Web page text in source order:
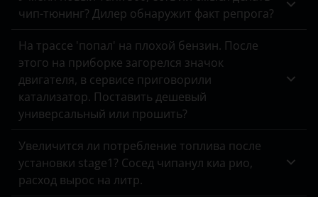
Cadillac
Changan
Chery
Chevrolet
Citroen
Daewoo
CL-класс AMG
CLA-класс
CLA-класс AMG
CLC-класс
CLK-класс
IV (W205) 2018 – н.в.
V (W206) 2021 – н.в.
чип-тюнинг? Дилер обнаружит факт репрога?
На трассе 'попал' на плохой бензин. После
этого на приборке загорелся значок
двигателя, в сервисе приговорили
катализатор. Поставить дешевый
универсальный или прошить?
Увеличится ли потребление топлива после
установки stage1? Сосед чипанул киа рио,
расход вырос на литр.